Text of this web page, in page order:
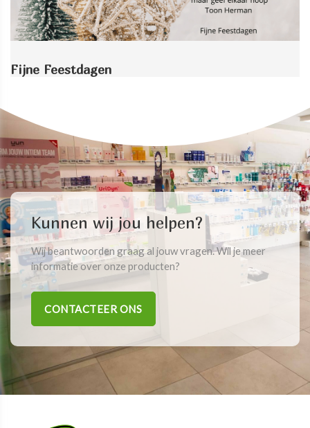
Fijne Feestdagen
Kunnen wij jou helpen?
Wij beantwoorden graag al jouw vragen. Wil je meer
informatie over onze producten?
CONTACTEER ONS